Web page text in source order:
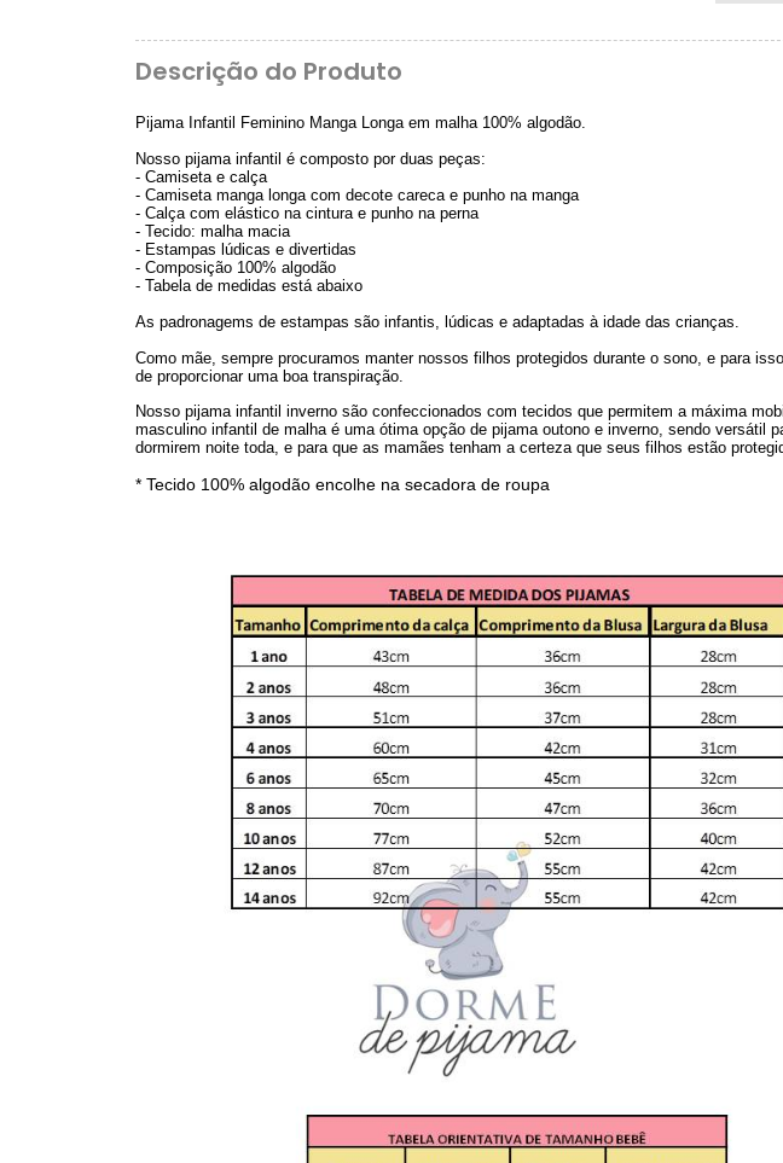
Descrição do Produto
Pijama Infantil Feminino Manga Longa em malha 100% algodão.
Nosso pijama infantil é composto por duas peças:
- Camiseta e calça
- Camiseta manga longa com decote careca e punho na manga
- Calça com elástico na cintura e punho na perna
- Tecido: malha macia
- Estampas lúdicas e divertidas
- Composição 100% algodão
- Tabela de medidas está abaixo
As padronagems de estampas são infantis, lúdicas e adaptadas à idade das crianças.
Como mãe, sempre procuramos manter nossos filhos protegidos durante o sono, e para
de proporcionar uma boa transpiração.
Nosso pijama infantil inverno são confeccionados com tecidos que permitem a máxima
masculino infantil de malha é uma ótima opção de pijama outono e inverno, sendo versátil
dormirem noite toda, e para que as mamães tenham a certeza que seus filhos estão
* Tecido 100% algodão encolhe na secadora de roupa